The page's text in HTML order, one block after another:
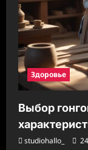
Здоровье
Выбор
studiohallo_